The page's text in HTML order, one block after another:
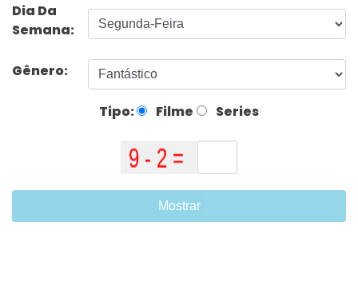
Dia Da
Semana:
Gênero:
Tipo: Filme Series
Mostrar